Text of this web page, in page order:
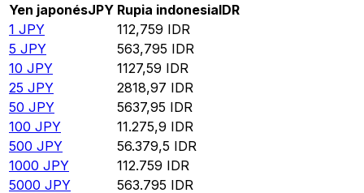
Yen japonésJPY Rupia indonesiaIDR
1 JPY 112,759 IDR
5 JPY 563,795 IDR
10 JPY 1127,59 IDR
25 JPY 2818,97 IDR
50 JPY 5637,95 IDR
100 JPY 11.275,9 IDR
500 JPY 56.379,5 IDR
1000 JPY 112.759 IDR
5000 JPY 563.795 IDR